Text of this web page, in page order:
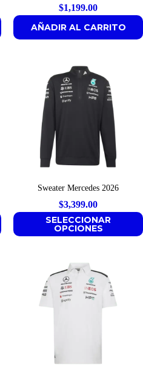
$1,199.00
AÑADIR AL CARRITO
Sweater Mercedes 2026
$3,399.00
SELECCIONAR
OPCIONES